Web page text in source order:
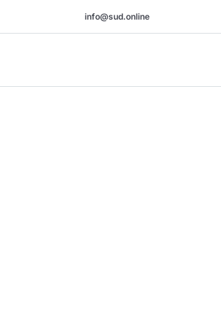
info@sud.online